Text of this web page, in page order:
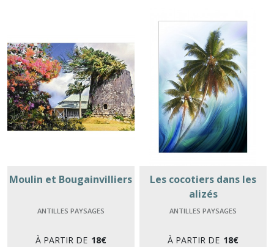
Moulin et Bougainvilliers
ANTILLES PAYSAGES
À PARTIR DE 18€
Les cocotiers dans les
alizés
ANTILLES PAYSAGES
À PARTIR DE 18€